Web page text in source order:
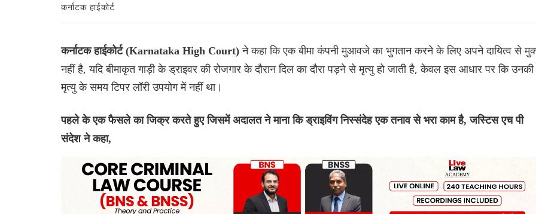
कर्नाटक हाईकोर्ट
कर्नाटक हाईकोर्ट (Karnataka High Court) ने कहा कि एक बीमा कंपनी मुआवजे का भुगतान करने के लिए अपने दायित्व से
नहीं है, यदि बीमाकृत गाड़ी के ड्राइवर की रोजगार के दौरान दिल का दौरा पड़ने से मृत्यु हो जाती है, केवल इस आधार पर कि उनकी
मृत्यु के समय टिपर लॉरी उपयोग में नहीं था।
पहले के एक फैसले का जिक्र करते हुए जिसमें अदालत ने माना कि ड्राइविंग निस्संदेह एक तनाव से भरा काम है, जस्टिस एच पी
संदेश ने कहा,